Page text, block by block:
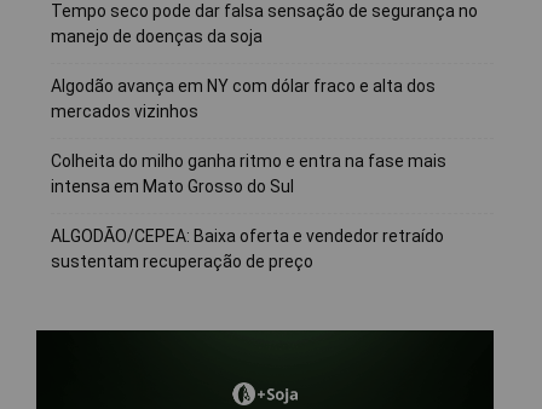
Tempo seco pode dar falsa sensação de segurança no
manejo de doenças da soja
Algodão avança em NY com dólar fraco e alta dos
mercados vizinhos
Colheita do milho ganha ritmo e entra na fase mais
intensa em Mato Grosso do Sul
ALGODÃO/CEPEA: Baixa oferta e vendedor retraído
sustentam recuperação de preço